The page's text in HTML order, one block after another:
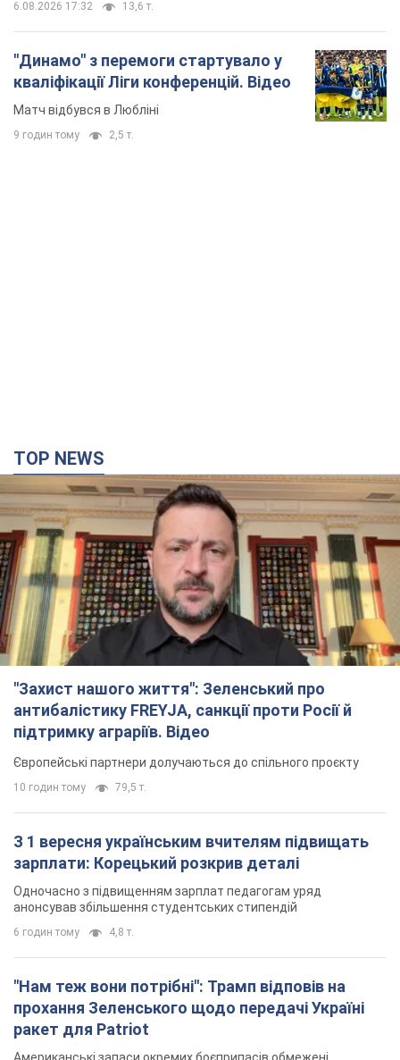
"Захист нашого життя": Зеленський про
антибалістику FREYJA, санкції проти Росії й
підтримку аграріїв. Відео
Європейські партнери долучаються до спільного проєкту
10 годин тому 79,5 т.
З 1 вересня українським вчителям підвищать
зарплати: Корецький розкрив деталі
Одночасно з підвищенням зарплат педагогам уряд
"Нам теж вони потрібні": Трамп відповів на
прохання Зеленського щодо передачі Україні
ракет для Patriot
6 годин тому 1,7 т.